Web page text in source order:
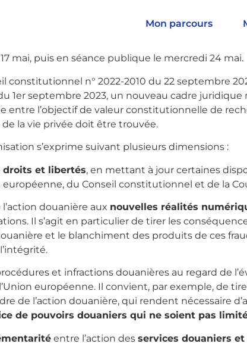
Mon parcours
[s2If
mai, puis en séance publique le mercredi 24 mai.
constitutionnel n° 2022-2010 du 22 septembre
1er septembre 2023, un nouveau cadre
entre l’objectif de valeur constitutionnelle de
la vie privée doit être trouvée.
s’exprime suivant plusieurs dimensions :
droits et libertés, en mettant à jour certaines
européenne, du Conseil constitutionnel et de la
douanière aux nouvelles réalités
Il s’agit en particulier de tirer les
et le blanchiment des produits de ces
et infractions douanières au regard de
européenne. Il convient, par exemple, de
de l’action douanière, qui rendent nécessaire
de pouvoirs douaniers qui ne soient pas
entre l’action des services douaniers